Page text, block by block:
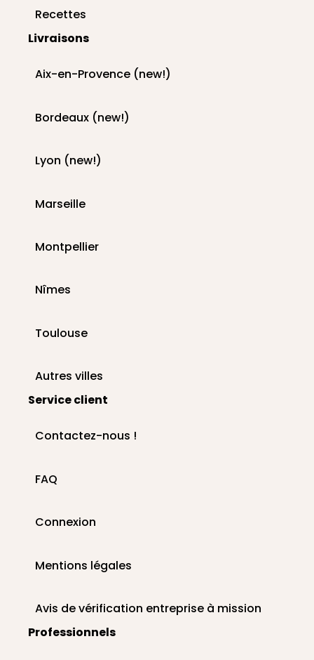
Recettes
Livraisons
Aix-en-Provence (new!)
Bordeaux (new!)
Lyon (new!)
Marseille
Montpellier
Nîmes
Toulouse
Autres villes
Service client
Contactez-nous !
FAQ
Connexion
Mentions légales
Avis de vérification entreprise à mission
Professionnels